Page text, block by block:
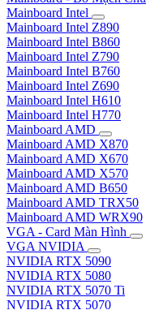
Mainboard Intel
Mainboard Intel Z890
Mainboard Intel B860
Mainboard Intel Z790
Mainboard Intel B760
Mainboard Intel Z690
Mainboard Intel H610
Mainboard Intel H770
Mainboard AMD
Mainboard AMD X870
Mainboard AMD X670
Mainboard AMD X570
Mainboard AMD B650
Mainboard AMD TRX50
Mainboard AMD WRX90
VGA - Card Màn Hình
VGA NVIDIA
NVIDIA RTX 5090
NVIDIA RTX 5080
NVIDIA RTX 5070 Ti
NVIDIA RTX 5070